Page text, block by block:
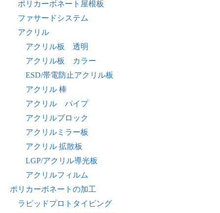
ポリカーボネート屋根板
ファサードシステム
アクリル
アクリル板 透明
アクリル板 カラー
ESD/帯電防止アクリル板
アクリル 棒
アクリル パイプ
アクリルブロック
アクリルミラー板
アクリル 拡散板
LGP/アクリル導光板
アクリルフィルム
ポリカーボネートの加工
ラピッドプロトタイピング